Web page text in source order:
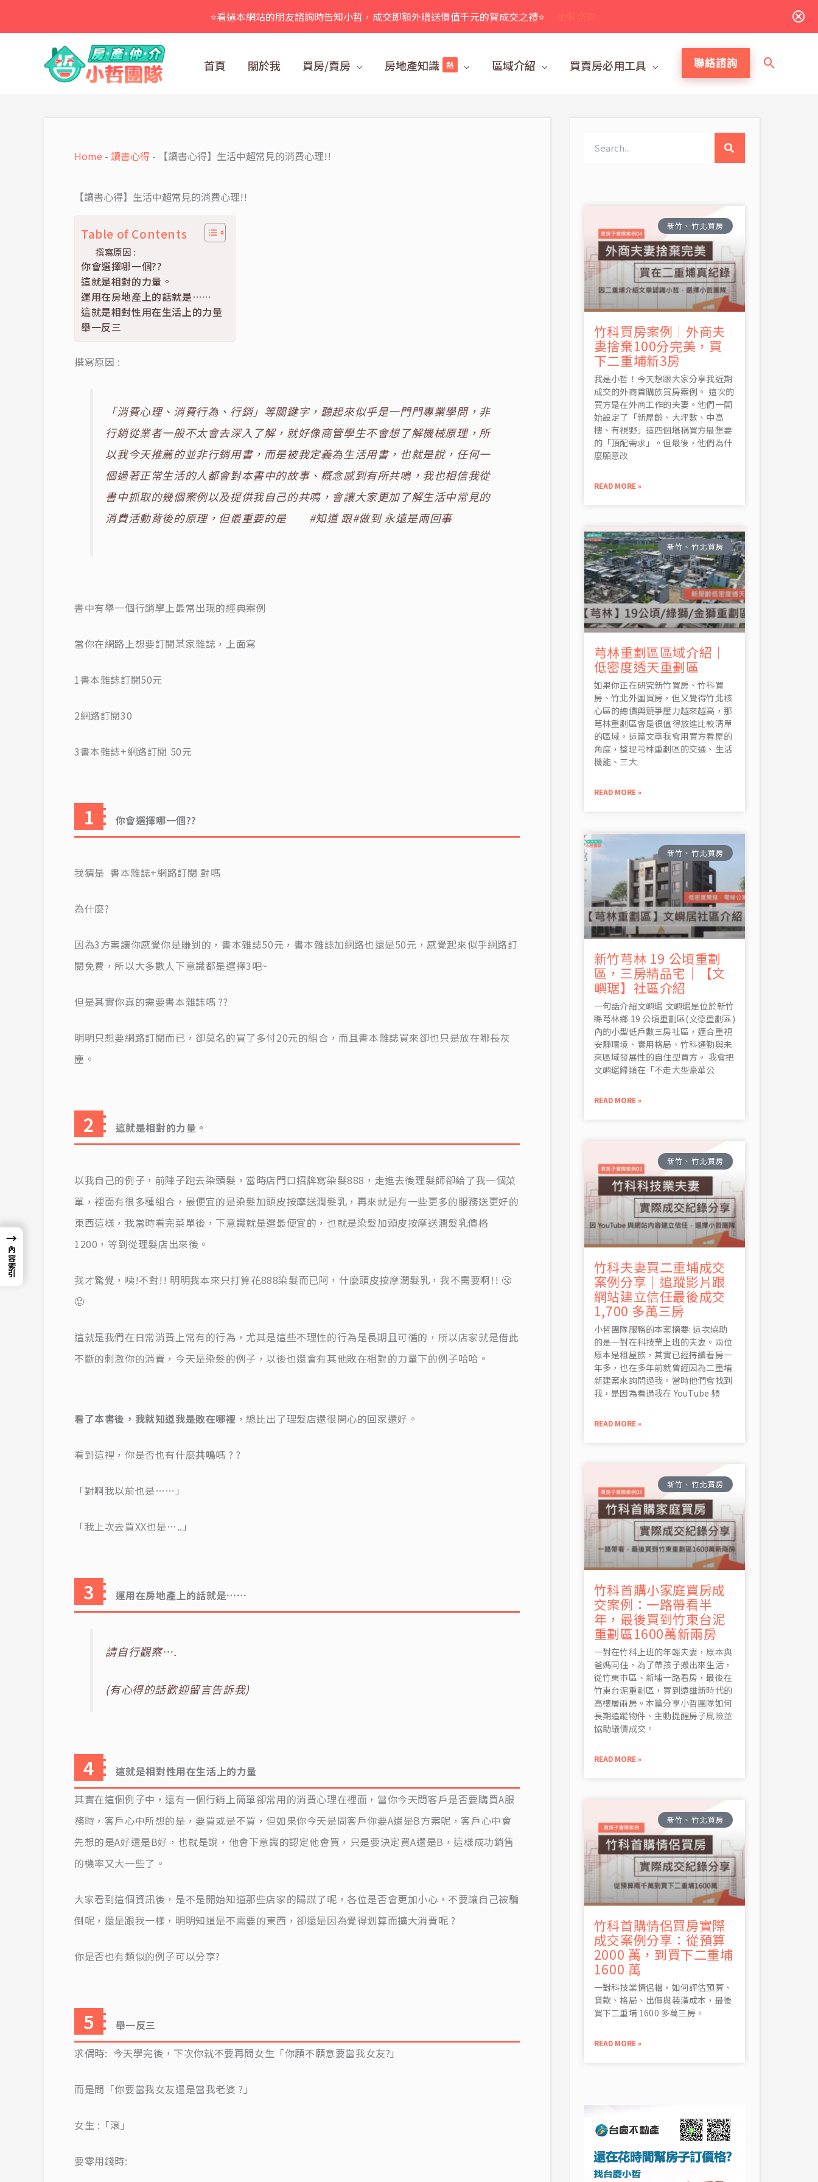
⭐看過本網站的朋友諮詢時告知小哲，成交即額外贈送價值千元的賀成交之禮⭐
主
首頁 關於我 買房/賣房 房地產知識 熱 區域介紹 買賣房必用工具 聯絡諮詢
搜
Home - 讀書心得 - 【讀書心得】生活中超常見的消費心理!!
【讀書心得】生活中超常見的消費心理!!
Table of Contents
撰寫原因 :
你會選擇哪一個??
這就是相對的力量。
運用在房地產上的話就是……
這就是相對性用在生活上的力量
舉一反三
撰寫原因 :
「消費心理、消費行為、行銷」等關鍵字，聽起來似乎是一門門專業學問，非
行銷從業者一般不太會去深入了解，就好像商管學生不會想了解機械原理，所
以我今天推薦的並非行銷用書，而是被我定義為生活用書，也就是說，任何一
個過著正常生活的人都會對本書中的故事、概念感到有所共鳴，我也相信我從
書中抓取的幾個案例以及提供我自己的共鳴，會讓大家更加了解生活中常見的
消費活動背後的原理，但最重要的是 #知道 跟#做到 永遠是兩回事
書中有舉一個行銷學上最常出現的經典案例
當你在網路上想要訂閱某家雜誌，上面寫
1書本雜誌訂閱50元
2網路訂閱30
3書本雜誌+網路訂閱 50元
你會選擇哪一個??
我猜是 書本雜誌+網路訂閱 對嗎
為什麼?
因為3方案讓你感覺你是賺到的，書本雜誌50元，書本雜誌加網路也還是50元，感覺起來似乎網路訂
閱免費，所以大多數人下意識都是選擇3吧~
但是其實你真的需要書本雜誌嗎 ??
明明只想要網路訂閱而已，卻莫名的買了多付20元的組合，而且書本雜誌買來卻也只是放在哪長灰
塵。
這就是相對的力量。
以我自己的例子，前陣子跑去染頭髮，當時店門口招牌寫染髮888，走進去後理髮師卻給了我一個菜
單，裡面有很多種組合，最便宜的是染髮加頭皮按摩送潤髮乳，再來就是有一些更多的服務送更好的
東西這樣，我當時看完菜單後，下意識就是選最便宜的，也就是染髮加頭皮按摩送潤髮乳價格
1200，等到從理髮店出來後。
我才驚覺，咦!不對!! 明明我本來只打算花888染髮而已阿，什麼頭皮按摩潤髮乳，我不需要啊!! 😤
😤
這就是我們在日常消費上常有的行為，尤其是這些不理性的行為是長期且可循的，所以店家就是借此
不斷的刺激你的消費，今天是染髮的例子，以後也還會有其他敗在相對的力量下的例子哈哈。
看了本書後，我就知道我是敗在哪裡 ，總比出了理髮店還很開心的回家還好。
看到這裡，你是否也有什麼共鳴嗎 ? ?
「對啊我以前也是……」
「我上次去買XX也是…..」
運用在房地產上的話就是……
請自行觀察….
(有心得的話歡迎留言告訴我)
這就是相對性用在生活上的力量
其實在這個例子中，還有一個行銷上簡單卻常用的消費心理在裡面，當你今天問客戶是否要購買A服
務時，客戶心中所想的是，要買或是不買，但如果你今天是問客戶你要A還是B方案呢，客戶心中會
先想的是A好還是B好，也就是說，他會下意識的認定他會買，只是要決定買A還是B，這樣成功銷售
的機率又大一些了。
大家看到這個資訊後，是不是開始知道那些店家的陽謀了呢，各位是否會更加小心，不要讓自己被騙
倒呢，還是跟我一樣，明明知道是不需要的東西，卻還是因為覺得划算而擴大消費呢 ?
你是否也有類似的例子可以分享?
舉一反三
求偶時: 今天學完後，下次你就不要再問女生「你願不願意要當我女友?」
而是問「你要當我女友還是當我老婆 ?」
女生 :「滾」
要零用錢時:
新竹、竹北買房
竹科買房案例｜外商夫
妻捨棄100分完美，買
下二重埔新3房
我是小哲！今天想跟大家分享我近期
成交的外商首購族買房案例。 這次的
買方是在外商工作的夫妻。他們一開
始設定了「新屋齡、大坪數、中高
樓、有視野」這四個堪稱買方最想要
的「頂配需求」。但最後，他們為什
麼願意改
READ MORE »
新竹、竹北買房
芎林重劃區區域介紹｜
低密度透天重劃區
如果你正在研究新竹買房、竹科買
房、竹北外圍買房，但又覺得竹北核
心區的總價與競爭壓力越來越高，那
芎林重劃區會是很值得放進比較清單
的區域。這篇文章我會用買方看屋的
角度，整理芎林重劃區的交通、生活
機能、三大
READ MORE »
新竹、竹北買房
新竹芎林 19 公頃重劃
區，三房精品宅｜【文
嶼琚】社區介紹
一句話介紹文嶼琚 文嶼琚是位於新竹
縣芎林鄉 19 公頃重劃區(文德重劃區)
內的小型低戶數三房社區，適合重視
安靜環境、實用格局、竹科通勤與未
來區域發展性的自住型買方。 我會把
文嶼琚歸類在「不走大型豪華公
READ MORE »
新竹、竹北買房
竹科夫妻買二重埔成交
案例分享｜追蹤影片跟
網站建立信任最後成交
1,700 多萬三房
小哲團隊服務的本案摘要: 這次協助
的是一對在科技業上班的夫妻。兩位
原本是租屋族，其實已經持續看房一
年多，也在多年前就曾經因為二重埔
新建案來詢問過我。當時他們會找到
我，是因為看過我在 YouTube 頻
READ MORE »
新竹、竹北買房
竹科首購小家庭買房成
交案例：一路帶看半
年，最後買到竹東台泥
重劃區1600萬新兩房
一對在竹科上班的年輕夫妻，原本與
爸媽同住，為了帶孩子搬出來生活，
從竹東市區、新埔一路看房，最後在
竹東台泥重劃區，買到遠雄新時代的
高樓層兩房。本篇分享小哲團隊如何
長期追蹤物件、主動提醒房子風險並
協助議價成交。
READ MORE »
新竹、竹北買房
竹科首購情侶買房實際
成交案例分享：從預算
2000 萬，到買下二重埔
1600 萬
一對科技業情侶檔，如何評估預算、
貸款、格局、出價與裝潢成本，最後
買下二重埔 1600 多萬三房。
READ MORE »
→
內容索引